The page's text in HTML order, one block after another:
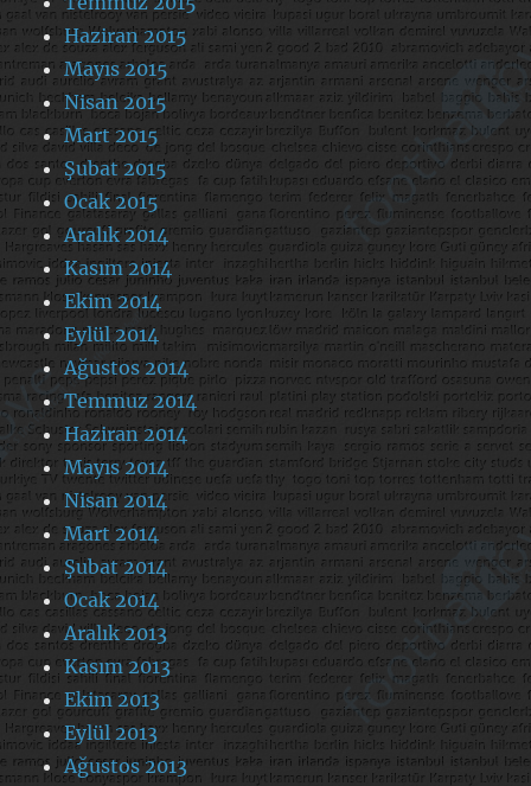
Haziran 2015
Mayıs 2015
Nisan 2015
Mart 2015
Şubat 2015
Ocak 2015
Aralık 2014
Kasım 2014
Ekim 2014
Eylül 2014
Ağustos 2014
Temmuz 2014
Haziran 2014
Mayıs 2014
Nisan 2014
Mart 2014
Şubat 2014
Ocak 2014
Aralık 2013
Kasım 2013
Ekim 2013
Eylül 2013
Ağustos 2013